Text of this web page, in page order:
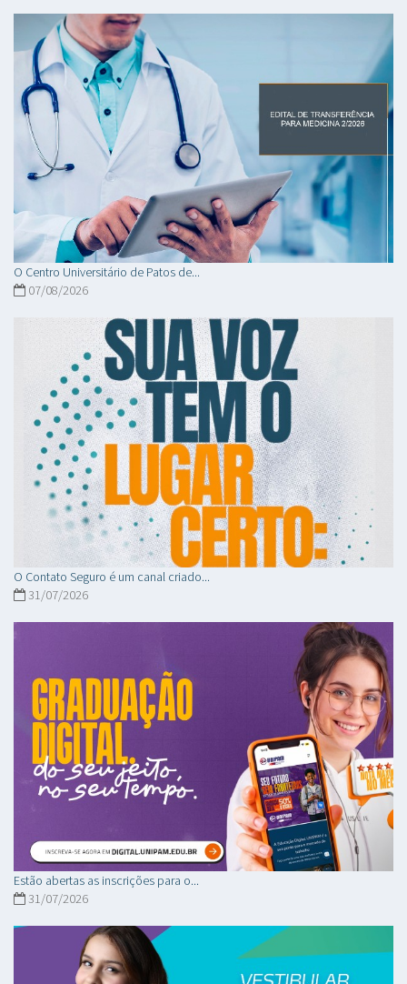
O Centro Universitário de Patos de...
07/08/2026
O Contato Seguro é um canal criado...
31/07/2026
Estão abertas as inscrições para o...
31/07/2026